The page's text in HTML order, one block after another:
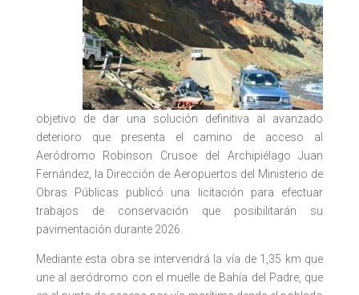
objetivo de dar una solución definitiva al avanzado
deterioro que presenta el camino de acceso al
Aeródromo Robinson Crusoe del Archipiélago Juan
Fernández, la Dirección de Aeropuertos del Ministerio de
Obras Públicas publicó una licitación para efectuar
trabajos de conservación que posibilitarán su
pavimentación durante 2026.
Mediante esta obra se intervendrá la vía de 1,35 km que
une al aeródromo con el muelle de Bahía del Padre, que